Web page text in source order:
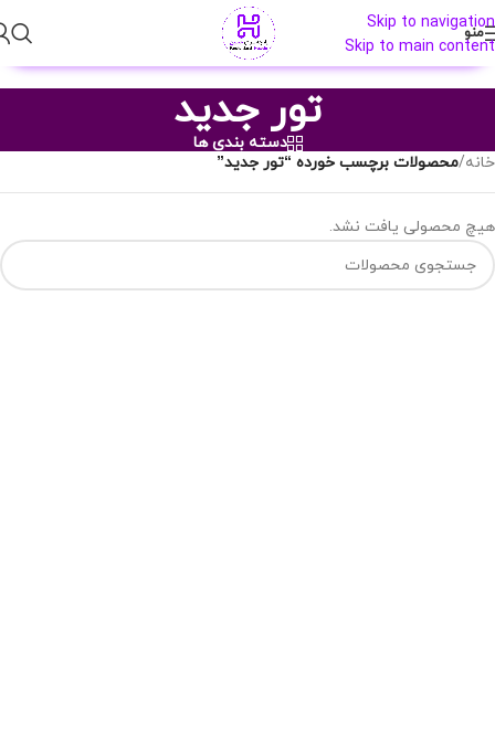
Skip to navigation
Skip to main content
منو
تور جدید
دسته بندی ها
خانه/محصولات برچسب خورده “تور جدید”
هیچ محصولی یافت نشد.